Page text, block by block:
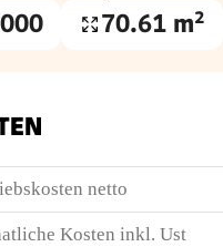
Wohnfläche
70.61 m²
netto
Kosten inkl. Ust